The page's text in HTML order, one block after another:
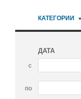
КАТЕГОРИИ
ДАТА
с
по